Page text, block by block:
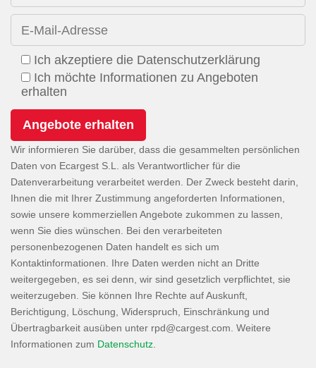
E-Mail-Adresse
Ich akzeptiere die Datenschutzerklärung
Ich möchte Informationen zu Angeboten
erhalten
Wir informieren Sie darüber, dass die gesammelten persönlichen
Daten von Ecargest S.L. als Verantwortlicher für die
Datenverarbeitung verarbeitet werden. Der Zweck besteht darin,
Ihnen die mit Ihrer Zustimmung angeforderten Informationen,
sowie unsere kommerziellen Angebote zukommen zu lassen,
wenn Sie dies wünschen. Bei den verarbeiteten
personenbezogenen Daten handelt es sich um
Kontaktinformationen. Ihre Daten werden nicht an Dritte
weitergegeben, es sei denn, wir sind gesetzlich verpflichtet, sie
weiterzugeben. Sie können Ihre Rechte auf Auskunft,
Berichtigung, Löschung, Widerspruch, Einschränkung und
Übertragbarkeit ausüben unter
. Weitere
Informationen zum Datenschutz